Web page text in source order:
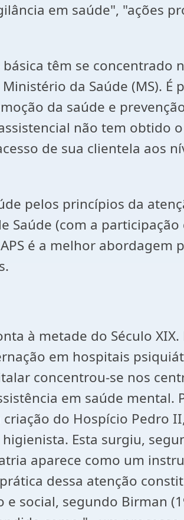
em saúde", "ações
têm se concentrado
da Saúde (MS). É
da saúde e
não tem obtido
de sua clientela aos
pelos princípios da
Saúde (com a
é a melhor abordagem
à metade do Século XIX.
em hospitais
concentrou-se nos
em saúde mental.
do Hospício Pedro
Esta surgiu,
aparece como um
dessa atenção
social, segundo Birman